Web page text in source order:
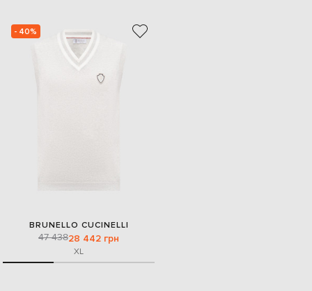
- 40%
BRUNELLO CUCINELLI
47 43828 442 грн
XL